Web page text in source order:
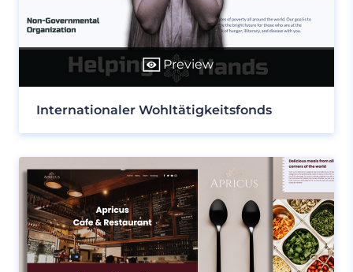
Preview
Internationaler Wohltätigkeitsfonds